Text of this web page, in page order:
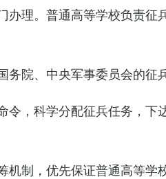
理。普通高等学校负责征
院、中央军事委员会的征
，科学分配征兵任务，下
制，优先保证普通高等学